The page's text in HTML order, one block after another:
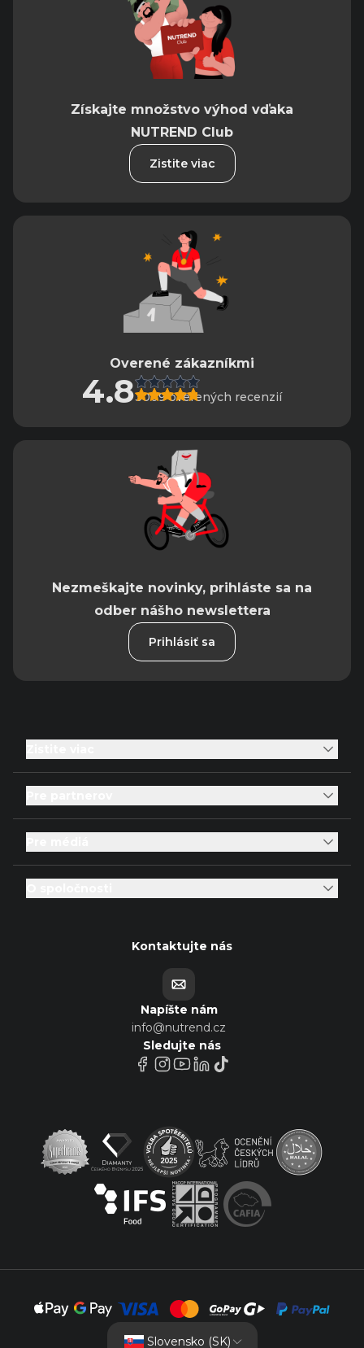
Získajte množstvo výhod vďaka
NUTREND Club
Zistite viac
Overené zákazníkmi
4.83009 overených recenzií
Nezmeškajte novinky, prihláste sa na
odber nášho newslettera
Prihlásiť sa
Kontaktujte nás
Napíšte nám
info@nutrend.cz
Sledujte nás
Slovensko (SK)